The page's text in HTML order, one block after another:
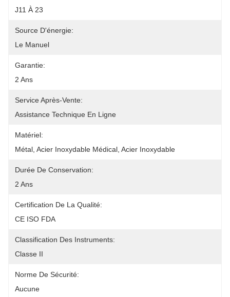
J11 À 23
Source D'énergie:
Le Manuel
Garantie:
2 Ans
Service Après-Vente:
Assistance Technique En Ligne
Matériel:
Métal, Acier Inoxydable Médical, Acier Inoxydable
Durée De Conservation:
2 Ans
Certification De La Qualité:
CE ISO FDA
Classification Des Instruments:
Classe II
Norme De Sécurité:
Aucune